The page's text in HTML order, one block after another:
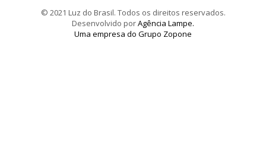
© 2021 Luz do Brasil. Todos os direitos reservados.
Desenvolvido porAgência Lampe.
Uma empresa do Grupo Zopone